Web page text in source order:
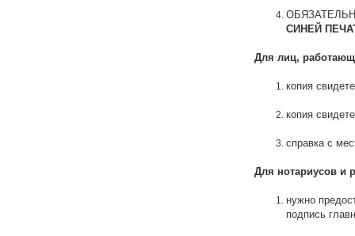
ОБЯЗАТЕЛЬНО
СИНЕЙ
Для лиц,
копия
копия
справка с
Для нотариусов и
нужно
подпись